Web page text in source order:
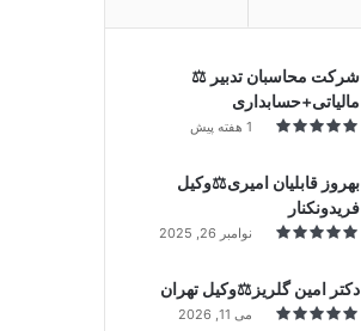
شرکت محاسبان تدبیر ⚖️
مالیاتی+حسابداری
1 هفته پیش
بهروز قابلیان امیری⚖️وکیل
فریدونکنار
نوامبر 26, 2025
دکتر امین گلریز⚖️وکیل تهران
می 11, 2026